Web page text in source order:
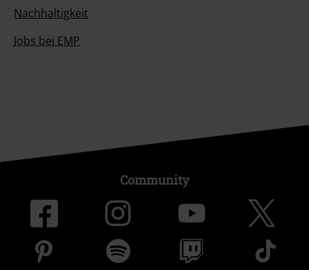
Nachhaltigkeit
Jobs bei EMP
Community